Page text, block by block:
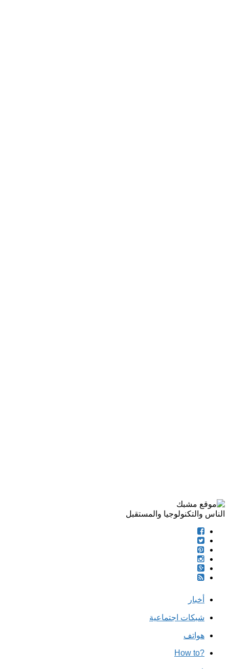
الناس والتكنولوجيا والمستقبل
أخبار
شبكات اجتماعية
هواتف
?How to